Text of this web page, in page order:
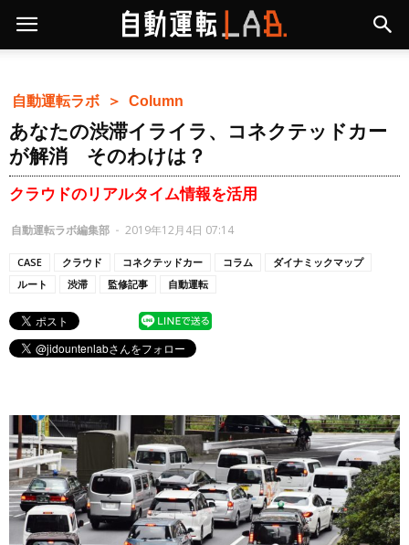
自動運転ラボ ＞ Column
あなたの渋滞イライラ、コネクテッドカー
が解消 そのわけは？
クラウドのリアルタイム情報を活用
自動運転ラボ編集部 - 2019年12月4日 07:14
CASE クラウド コネクテッドカー コラム
ダイナミックマップ
ルート
渋滞 監修記事 自動運転